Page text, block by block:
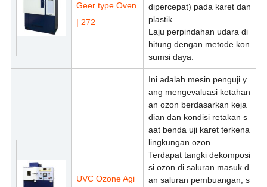
Geer type Oven
| 272
dipercepat) pada karet dan
plastik.
Laju perpindahan udara di
hitung dengan metode kon
sumsi daya.
UVC Ozone Agi
Ini adalah mesin penguji y
ang mengevaluasi ketahan
an ozon berdasarkan keja
dian dan kondisi retakan s
aat benda uji karet terkena
lingkungan ozon.
Terdapat tangki dekomposi
si ozon di saluran masuk d
an saluran pembuangan, s